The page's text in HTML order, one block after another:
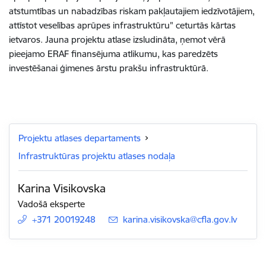
atstumtības un nabadzības riskam pakļautajiem iedzīvotājiem,
attīstot veselības aprūpes infrastruktūru" ceturtās kārtas
ietvaros. Jauna projektu atlase izsludināta, ņemot vērā
pieejamo ERAF finansējuma atlikumu, kas paredzēts
investēšanai ģimenes ārstu prakšu infrastruktūrā.
Projektu atlases departaments
Infrastruktūras projektu atlases nodaļa
Karina Visikovska
Vadošā eksperte
+371 20019248
E-pasts:
karina.visikovska@cfla.gov.lv